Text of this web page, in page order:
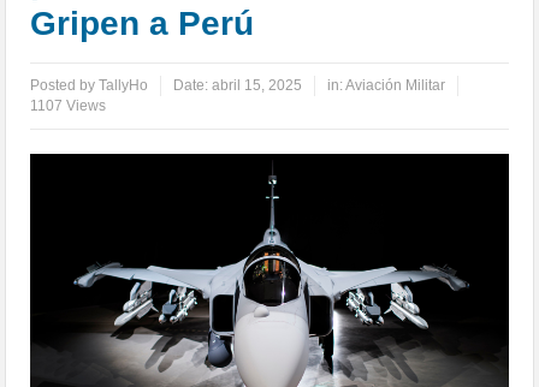
Gripen a Perú
Posted byTallyHo Date:abril 15, 2025 in:Aviación Militar
1107 Views